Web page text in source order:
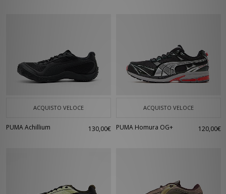
ACQUISTO VELOCE
PUMA Achillium 130,00€
ACQUISTO VELOCE
PUMA Homura OG+ 120,00€